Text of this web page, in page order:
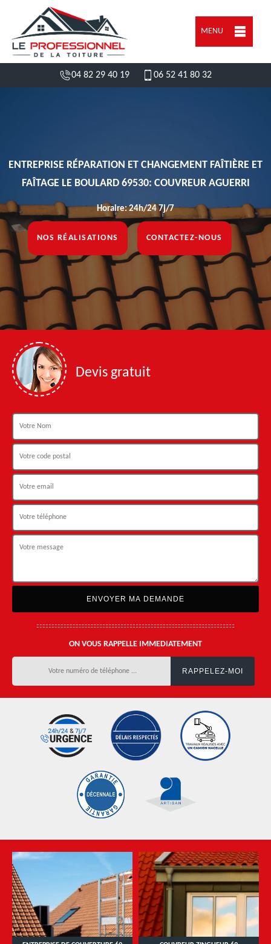
MENU
04 82 29 40 19 06 52 41 80 32
ENTREPRISE RÉPARATION ET CHANGEMENT FAÎTIÈRE ET
FAÎTAGE LE BOULARD 69530: COUVREUR AGUERRI
Horaire: 24h/24 7j/7
NOS RÉALISATIONS CONTACTEZ-NOUS
Devis gratuit
ON VOUS RAPPELLE IMMEDIATEMENT